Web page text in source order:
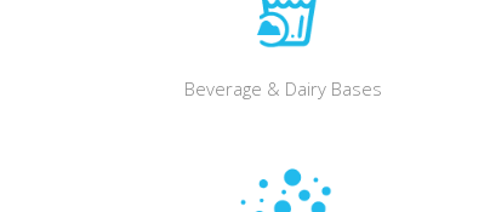
Beverage & Dairy Bases